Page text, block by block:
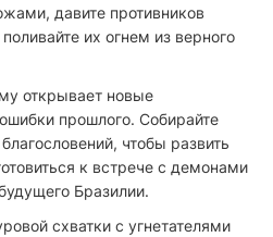
давите противников
их огнем из верного
открывает новые
прошлого. Собирайте
чтобы развить
к встрече с демонами
Бразилии.
схватки с угнетателями